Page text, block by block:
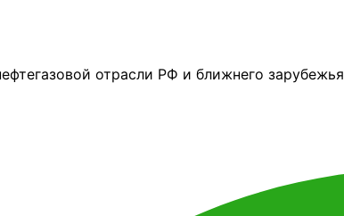
отрасли РФ и ближнего зарубежья